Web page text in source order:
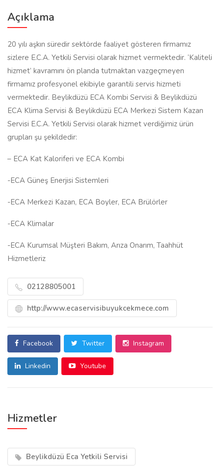
Açıklama
20 yılı aşkın süredir sektörde faaliyet gösteren firmamız
sizlere E.C.A. Yetkili Servisi olarak hizmet vermektedir. ‘Kaliteli
hizmet’ kavramını ön planda tutmaktan vazgeçmeyen
firmamız profesyonel ekibiyle garantili servis hizmeti
vermektedir. Beylikdüzü ECA Kombi Servisi & Beylikdüzü
ECA Klima Servisi & Beylikdüzü ECA Merkezi Sistem Kazan
Servisi E.C.A. Yetkili Servisi olarak hizmet verdiğimiz ürün
grupları şu şekildedir:
– ECA Kat Kaloriferi ve ECA Kombi
-ECA Güneş Enerjisi Sistemleri
-ECA Merkezi Kazan, ECA Boyler, ECA Brülörler
-ECA Klimalar
-ECA Kurumsal Müşteri Bakım, Arıza Onarım, Taahhüt
Hizmetleriz
02128805001
http://www.ecaservisibuyukcekmece.com
Facebook Twitter Instagram
Linkedin Youtube
Hizmetler
Beylikdüzü Eca Yetkili Servisi